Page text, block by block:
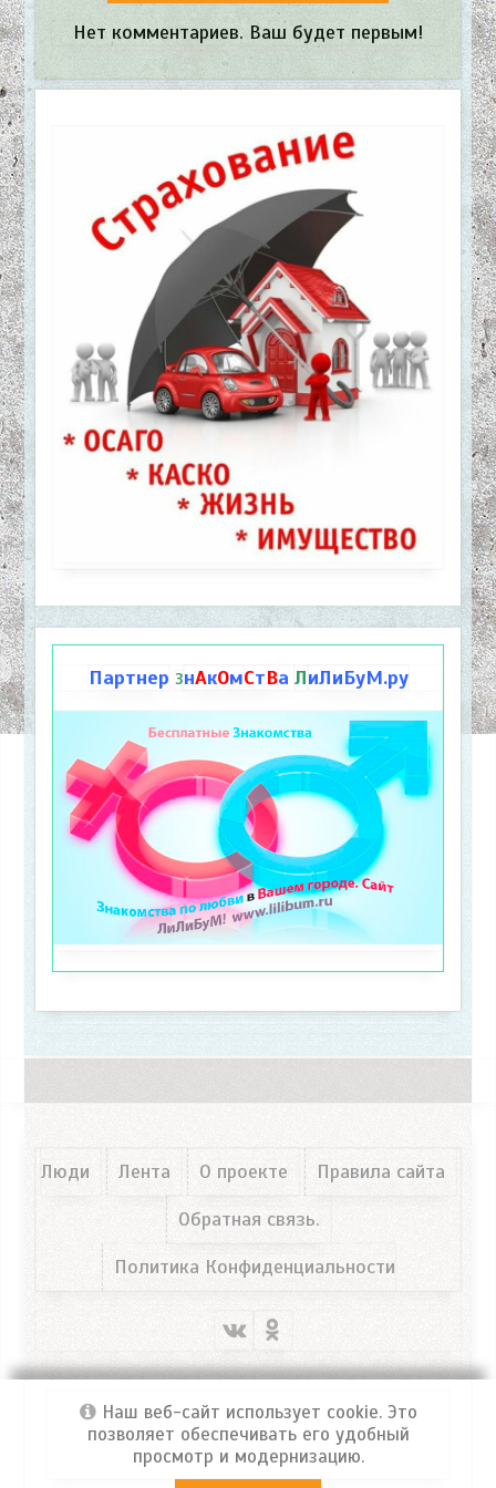
Нет комментариев. Ваш будет первым!
Партнер ЗнАкОмСтВа ЛиЛиБуМ.ру
Люди Лента О проекте
Правила сайта
Обратная связь.
Политика Конфиденциальности
Портал ФРОСЯ© 2026 Все права защищены!
Наш веб-сайт использует cookie. Это
позволяет обеспечивать его удобный
просмотр и модернизацию.